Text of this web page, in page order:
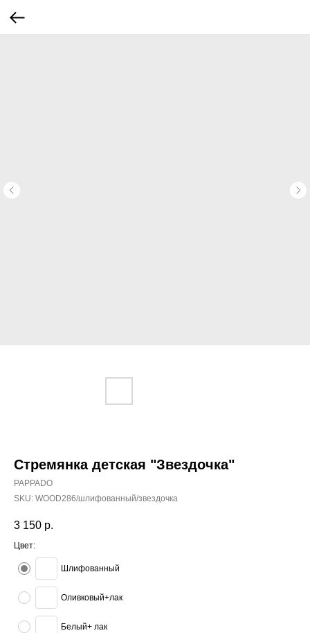
Стремянка детская "Звездочка"
PAPPADO
SKU: WOOD286/шлифованный/звездочка
3 150 р.
Цвет:
Шлифованный
Оливковый+лак
Белый+ лак